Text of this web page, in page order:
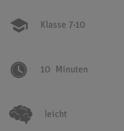
Klasse 7-10
10 Minuten
leicht